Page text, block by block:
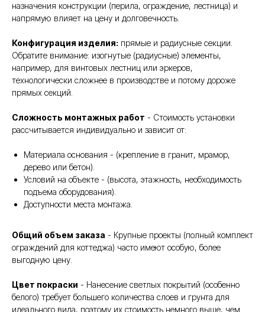
назначения конструкции (перила, ограждение, лестница) и
напрямую влияет на цену и долговечность.
Конфигурация изделия: прямые и радиусные секции.
Обратите внимание: изогнутые (радиусные) элементы,
например, для винтовых лестниц или эркеров,
технологически сложнее в производстве и потому дороже
прямых секций.
Сложность монтажных работ - Стоимость установки
рассчитывается индивидуально и зависит от:
Материала основания - (крепление в гранит, мрамор,
дерево или бетон).
Условий на объекте - (высота, этажность, необходимость
подъема оборудования).
Доступности места монтажа.
Общий объем заказа - Крупные проекты (полный комплект
ограждений для коттеджа) часто имеют особую, более
выгодную цену.
Цвет покраски - Нанесение светлых покрытий (особенно
белого) требует большего количества слоев и грунта для
идеального вида, поэтому их стоимость немного выше, чем